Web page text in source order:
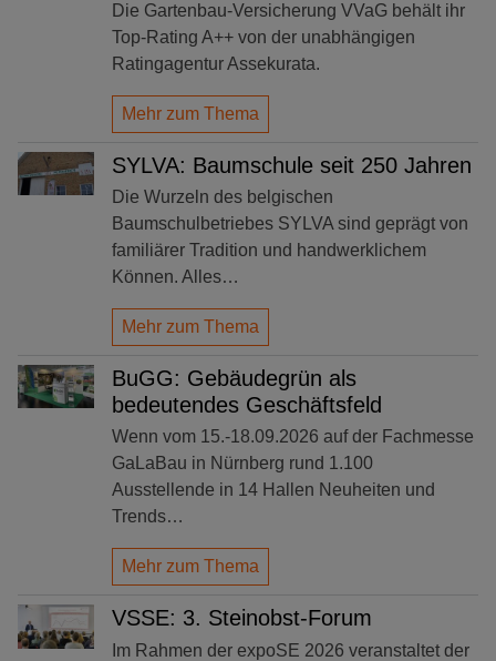
Die Gartenbau-Versicherung VVaG behält ihr
Top-Rating A++ von der unabhängigen
Ratingagentur Assekurata.
Mehr zum Thema
SYLVA: Baumschule seit 250 Jahren
Die Wurzeln des belgischen
Baumschulbetriebes SYLVA sind geprägt von
familiärer Tradition und handwerklichem
Können. Alles…
Mehr zum Thema
BuGG: Gebäudegrün als
bedeutendes Geschäftsfeld
Wenn vom 15.-18.09.2026 auf der Fachmesse
GaLaBau in Nürnberg rund 1.100
Ausstellende in 14 Hallen Neuheiten und
Trends…
Mehr zum Thema
VSSE: 3. Steinobst-Forum
Im Rahmen der expoSE 2026 veranstaltet der